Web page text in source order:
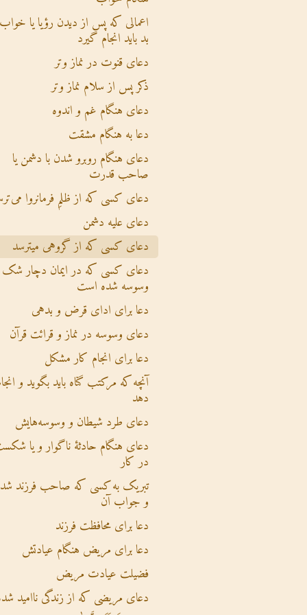
اعمالی که پس از دیدن رؤیا یا خواب
بد باید انجام گیرد
دعای قنوت در نماز وتر
ذکر پس از سلام نماز وتر
دعای هنگام غم و اندوه
دعا به هنگام مشقت
دعای هنگام روبرو شدن با دشمن یا
صاحب قدرت
دعای کسی که از ظلمِ فرمانروا
دعای علیه دشمن
دعای کسی که از گروهی میترسد
دعای کسی که در ایمان دچار
وسوسه شده است
دعا برای ادای قرض و بدهی
دعای وسوسه در نماز و قرائت قرآن
دعا برای انجام کار مشکل
آنچه که مرکتب گناه باید بگوید و
دهد
دعای طرد شیطان و وسوسه‌هایش
دعای هنگام حادثۀ ناگوار و یا
در کار
تبریک به کسی که صاحب فرزند
و جواب آن
دعا برای محافظت فرزند
دعا برای مریض هنگام عیادتش
فضیلت عیادت مریض
دعای مریضی که از زندگی ناامید